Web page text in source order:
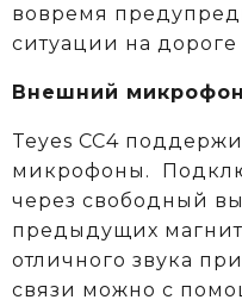
вовремя
ситуации на дороге
Внешний микрофон
Teyes CC4
микрофоны.
через свободный
предыдущих
отличного звука
связи можно с